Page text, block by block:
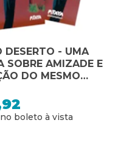
DESERTO - UMA
SOBRE AMIZADE E
DO MESMO
"TIPO UMA
DE AMOR"